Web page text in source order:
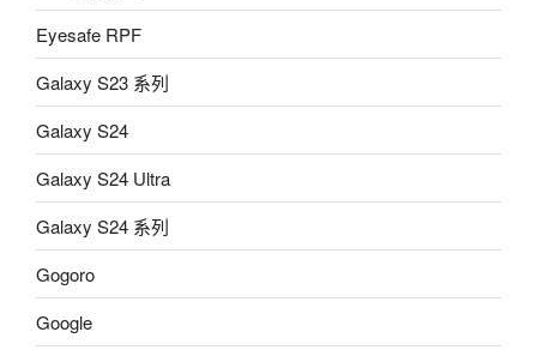
Eyesafe RPF
Galaxy S23 系列
Galaxy S24
Galaxy S24 Ultra
Galaxy S24 系列
Gogoro
Google